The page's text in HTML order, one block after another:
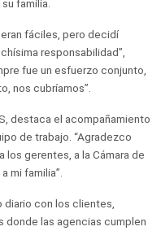
familia.
fáciles, pero decidí
responsabilidad”,
fue un esfuerzo conjunto,
nos cubríamos”.
destaca el acompañamiento
de trabajo. “Agradezco
los gerentes, a la Cámara de
mi familia”.
con los clientes,
las agencias cumplen